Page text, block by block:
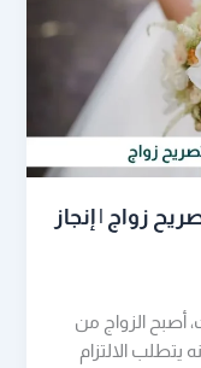
زواج | إنجاز
أصبح الزواج من
يتطلب الالتزام